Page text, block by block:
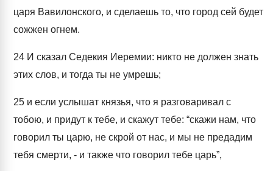
царя Вавилонского, и сделаешь то, что город сей будет
сожжен огнем.
24 И сказал Седекия Иеремии: никто не должен знать
этих слов, и тогда ты не умрешь;
25 и если услышат князья, что я разговаривал с
тобою, и придут к тебе, и скажут тебе: “скажи нам, что
говорил ты царю, не скрой от нас, и мы не предадим
тебя смерти, - и также что говорил тебе царь”,